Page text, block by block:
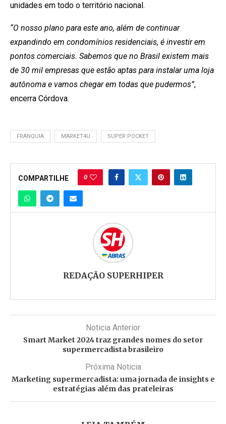
unidades em todo o território nacional.
“O nosso plano para este ano, além de continuar
expandindo em condomínios residenciais, é investir em
pontos comerciais. Sabemos que no Brasil existem mais
de 30 mil empresas que estão aptas para instalar uma loja
autônoma e vamos chegar em todas que pudermos”,
encerra Córdova.
FRANQUIA MARKET4U SUPER POCKET
COMPARTILHE 0
REDAÇÃO SUPERHIPER
Noticia Anterior
Smart Market 2024 traz grandes nomes do setor
supermercadista brasileiro
Próxima Noticia
Marketing supermercadista: uma jornada de insights e
estratégias além das prateleiras